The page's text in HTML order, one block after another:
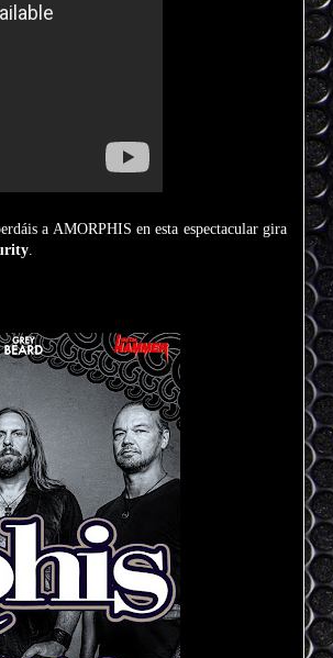
a AMORPHIS en esta espectacular gira
.